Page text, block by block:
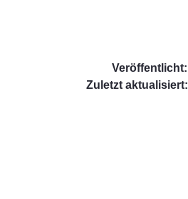
Veröffentlicht:
Zuletzt aktualisiert: